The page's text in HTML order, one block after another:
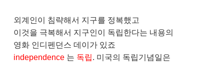
외계인이 침략해서 지구를 정복했고
이것을 극복해서 지구인이 독립한다는 내용의
영화 인디펜던스 데이가 있죠
independence는 독립. 미국의 독립기념일은